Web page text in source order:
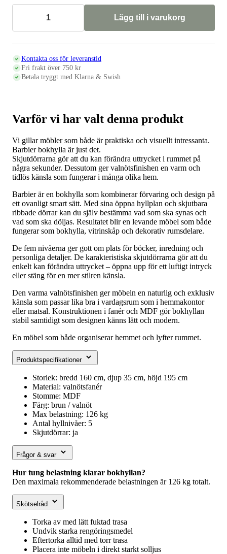
BARBIER,
Lägg till i varukorg
Kontakta oss för leveranstid
Fri frakt över 750 kr
Betala tryggt med Klarna & Swish
Varför vi har valt denna produkt
Vi gillar möbler som både är praktiska och visuellt intressanta.
Barbier bokhylla är just det.
Skjutdörrarna gör att du kan förändra uttrycket i rummet på
några sekunder. Dessutom ger valnötsfinishen en varm och
tidlös känsla som fungerar i många olika hem.
Barbier är en bokhylla som kombinerar förvaring och design på
ett ovanligt smart sätt. Med sina öppna hyllplan och skjutbara
ribbade dörrar kan du själv bestämma vad som ska synas och
vad som ska döljas. Resultatet blir en levande möbel som både
fungerar som bokhylla, vitrinskåp och dekorativ rumsdelare.
De fem nivåerna ger gott om plats för böcker, inredning och
personliga detaljer. De karakteristiska skjutdörrarna gör att du
enkelt kan förändra uttrycket – öppna upp för ett luftigt intryck
eller stäng för en mer stilren känsla.
Den varma valnötsfinishen ger möbeln en naturlig och exklusiv
känsla som passar lika bra i vardagsrum som i hemmakontor
eller matsal. Konstruktionen i fanér och MDF gör bokhyllan
stabil samtidigt som designen känns lätt och modern.
En möbel som både organiserar hemmet och lyfter rummet.
Produktspecifikationer
Storlek: bredd 160 cm, djup 35 cm, höjd 195 cm
Material: valnötsfanér
Stomme: MDF
Färg: brun / valnöt
Max belastning: 126 kg
Antal hyllnivåer: 5
Skjutdörrar: ja
Frågor & svar
Hur tung belastning klarar bokhyllan?
Den maximala rekommenderade belastningen är 126 kg totalt.
Skötselråd
Torka av med lätt fuktad trasa
Undvik starka rengöringsmedel
Eftertorka alltid med torr trasa
Placera inte möbeln i direkt starkt solljus